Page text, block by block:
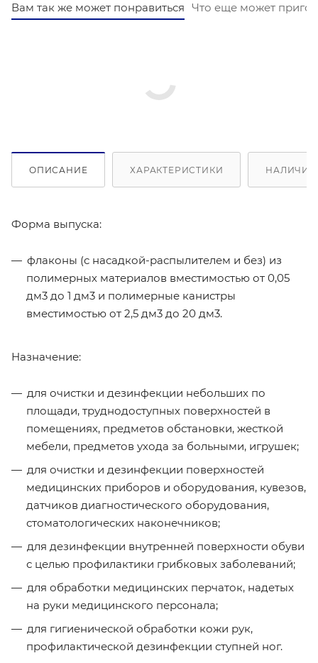
Вам так же может понравиться Что еще может
ОПИСАНИЕ ХАРАКТЕРИСТИКИ НАЛИЧИЕ
Форма выпуска:
флаконы (с насадкой-распылителем и без) из
полимерных материалов вместимостью от 0,05
дм3 до 1 дм3 и полимерные канистры
вместимостью от 2,5 дм3 до 20 дм3.
Назначение:
для очистки и дезинфекции небольших по
площади, труднодоступных поверхностей в
помещениях, предметов обстановки, жесткой
мебели, предметов ухода за больными, игрушек;
для очистки и дезинфекции поверхностей
медицинских приборов и оборудования, кувезов,
датчиков диагностического оборудования,
стоматологических наконечников;
для дезинфекции внутренней поверхности обуви
с целью профилактики грибковых заболеваний;
для обработки медицинских перчаток, надетых
на руки медицинского персонала;
для гигиенической обработки кожи рук,
профилактической дезинфекции ступней ног.